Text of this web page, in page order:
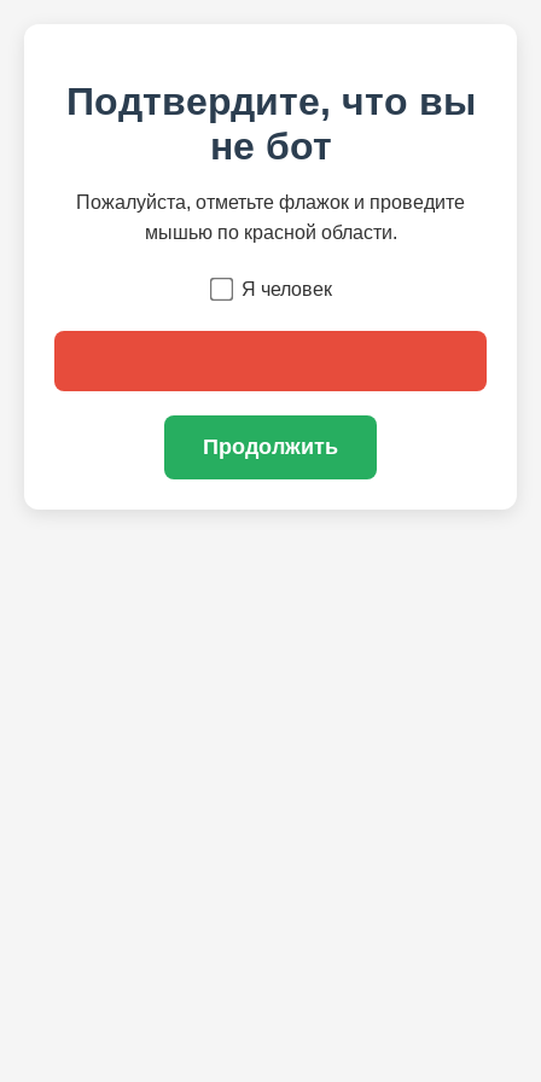
Подтвердите, что вы
не бот
Пожалуйста, отметьте флажок и проведите
мышью по красной области.
Я человек
Продолжить